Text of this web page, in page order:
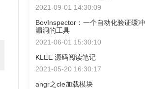
2021-09-01 14:30:09
BovInspector：一个自动化验证缓
漏洞的工具
2021-06-01 15:30:10
KLEE 源码阅读笔记
2021-05-20 16:30:17
angr之cle加载模块